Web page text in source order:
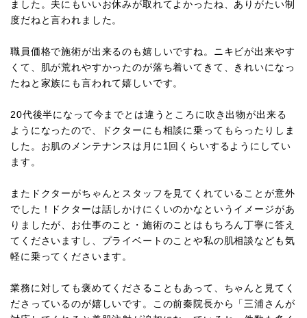
ました。夫にもいいお休みが取れてよかったね、ありがたい制
度だねと言われました。
職員価格で施術が出来るのも嬉しいですね。ニキビが出来やす
くて、肌が荒れやすかったのが落ち着いてきて、きれいになっ
たねと家族にも言われて嬉しいです。
20代後半になって今までとは違うところに吹き出物が出来る
ようになったので、ドクターにも相談に乗ってもらったりしま
した。お肌のメンテナンスは月に1回くらいするようにしてい
ます。
またドクターがちゃんとスタッフを見てくれていることが意外
でした！ドクターは話しかけにくいのかなというイメージがあ
りましたが、お仕事のこと・施術のことはもちろん丁寧に答え
てくださいますし、プライベートのことや私の肌相談なども気
軽に乗ってくださいます。
業務に対しても褒めてくださることもあって、ちゃんと見てく
ださっているのが嬉しいです。この前秦院長から「三浦さんが